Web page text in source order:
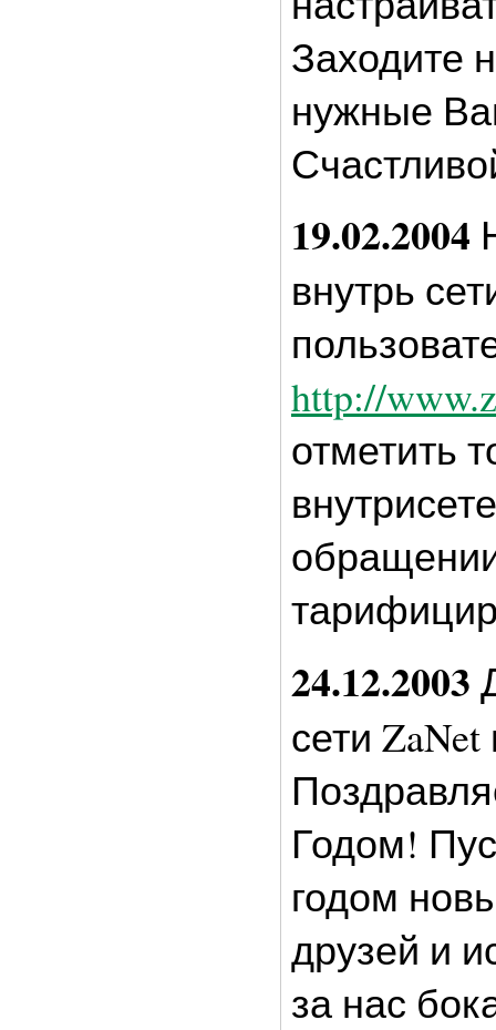
Заходите
нужные
19.02.2004
внутрь
http://
отметить
24.12.2003
сети
Годом!
годом
друзей и
за нас